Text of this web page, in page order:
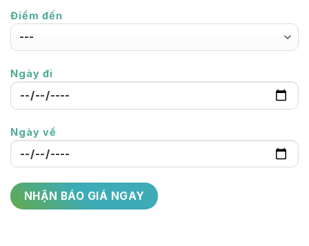
Điểm đến
Ngày đi
Ngày về